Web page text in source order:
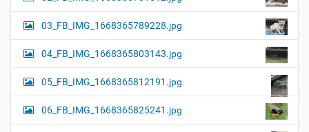
03_FB_IMG_1668365789228.jpg
04_FB_IMG_1668365803143.jpg
05_FB_IMG_1668365812191.jpg
06_FB_IMG_1668365825241.jpg